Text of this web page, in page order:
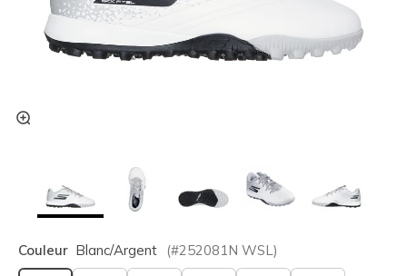
Couleur Blanc/argent (#252081N WSL )